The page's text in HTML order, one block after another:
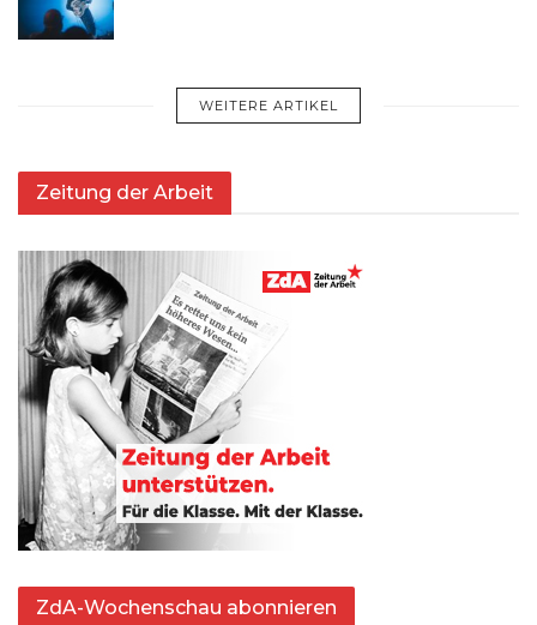
WEITERE ARTIKEL
Zeitung der Arbeit
ZdA-Wochenschau abonnieren